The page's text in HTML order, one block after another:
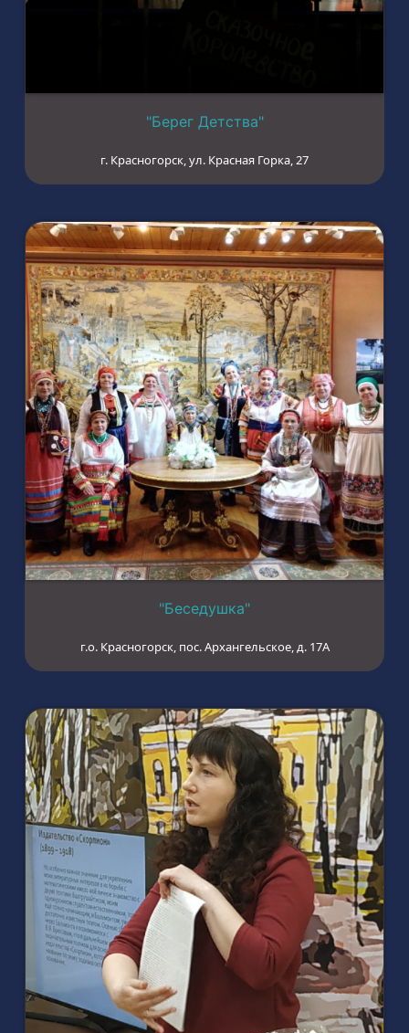
"Берег Детства"
г. Красногорск, ул. Красная Горка, 27
"Беседушка"
г.о. Красногорск, пос. Архангельское, д. 17А